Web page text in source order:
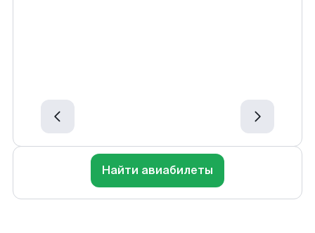
Найти авиабилеты